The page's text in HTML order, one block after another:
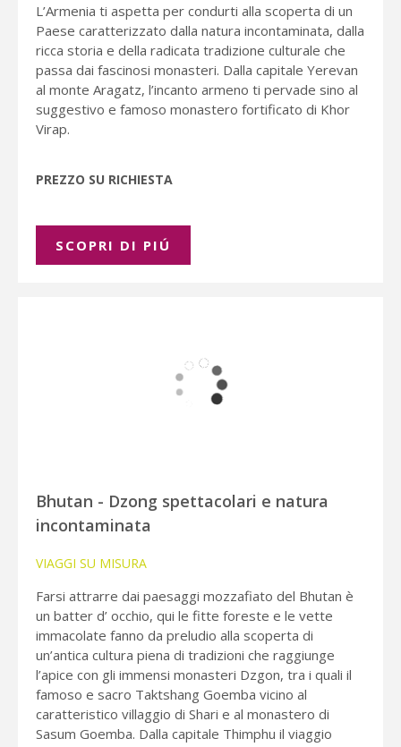
L’Armenia ti aspetta per condurti alla scoperta di un
Paese caratterizzato dalla natura incontaminata, dalla
ricca storia e della radicata tradizione culturale che
passa dai fascinosi monasteri. Dalla capitale Yerevan
al monte Aragatz, l’incanto armeno ti pervade sino al
suggestivo e famoso monastero fortificato di Khor
Virap.
PREZZO SU RICHIESTA
SCOPRI DI PIÚ
Bhutan - Dzong spettacolari e natura
incontaminata
VIAGGI SU MISURA
Farsi attrarre dai paesaggi mozzafiato del Bhutan è
un batter d’ occhio, qui le fitte foreste e le vette
immacolate fanno da preludio alla scoperta di
un’antica cultura piena di tradizioni che raggiunge
l’apice con gli immensi monasteri Dzgon, tra i quali il
famoso e sacro Taktshang Goemba vicino al
caratteristico villaggio di Shari e al monastero di
Sasum Goemba. Dalla capitale Thimphu il viaggio